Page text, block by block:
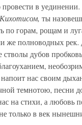
в
Кихотисом, ты
по горам, рощам и
же полноводных
дубов
нас своим
темнотою, песни
на стихи, а любовь
только в век